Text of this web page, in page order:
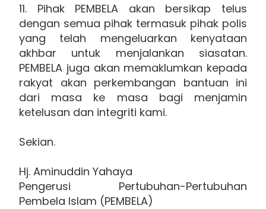
11. Pihak PEMBELA akan bersikap telus
dengan semua pihak termasuk pihak polis
yang telah mengeluarkan kenyataan
akhbar untuk menjalankan siasatan.
PEMBELA juga akan memaklumkan kepada
rakyat akan perkembangan bantuan ini
dari masa ke masa bagi menjamin
ketelusan dan integriti kami.
Sekian.
Hj. Aminuddin Yahaya
Pengerusi Pertubuhan-Pertubuhan
Pembela Islam (PEMBELA)